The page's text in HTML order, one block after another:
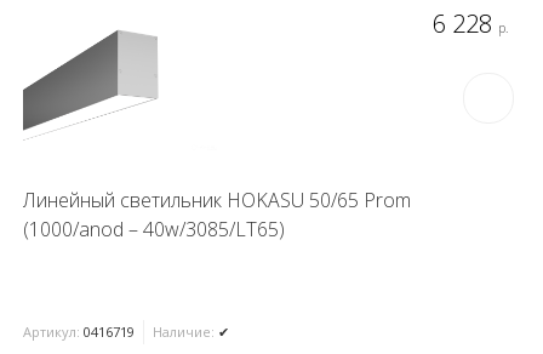
Линейный светильник HOKASU 50/65 Prom
(1000/anod – 40w/3085/LT65)
Артикул: 0416719 Наличие: ✔
6 228 р.